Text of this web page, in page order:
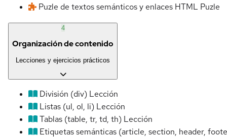
Puzle de textos semánticos y enlaces HTML Puzle
4
Organización de contenido
Lecciones y ejercicios prácticos
División (div) Lección
Listas (ul, ol, li) Lección
Tablas (table, tr, td, th) Lección
Etiquetas semánticas (article, section, header,